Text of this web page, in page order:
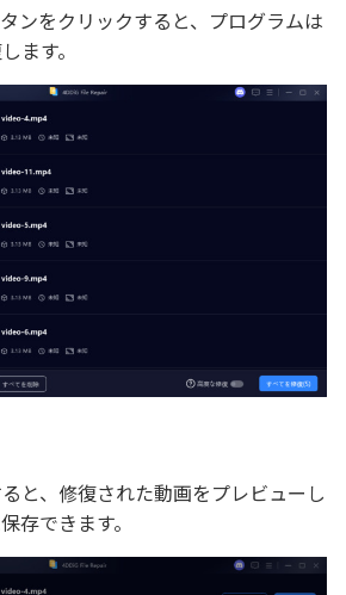
ンをクリックすると、プログラムは
ます。
と、修復された動画をプレビューし
存できます。